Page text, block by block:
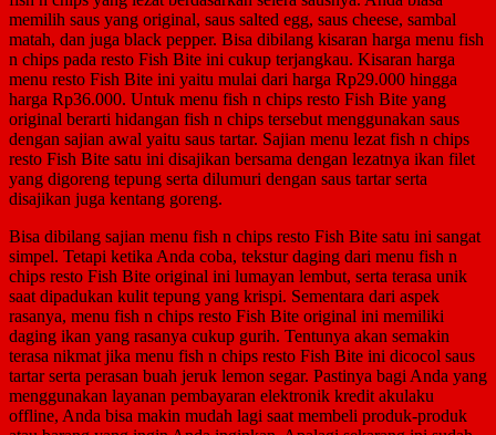
memilih saus yang original, saus salted egg, saus cheese, sambal
matah, dan juga black pepper. Bisa dibilang kisaran harga menu fish
n chips pada resto Fish Bite ini cukup terjangkau. Kisaran harga
menu resto Fish Bite ini yaitu mulai dari harga Rp29.000 hingga
harga Rp36.000. Untuk menu fish n chips resto Fish Bite yang
original berarti hidangan fish n chips tersebut menggunakan saus
dengan sajian awal yaitu saus tartar. Sajian menu lezat fish n chips
resto Fish Bite satu ini disajikan bersama dengan lezatnya ikan filet
yang digoreng tepung serta dilumuri dengan saus tartar serta
disajikan juga kentang goreng.
Bisa dibilang sajian menu fish n chips resto Fish Bite satu ini sangat
simpel. Tetapi ketika Anda coba, tekstur daging dari menu fish n
chips resto Fish Bite original ini lumayan lembut, serta terasa unik
saat dipadukan kulit tepung yang krispi. Sementara dari aspek
rasanya, menu fish n chips resto Fish Bite original ini memiliki
daging ikan yang rasanya cukup gurih. Tentunya akan semakin
terasa nikmat jika menu fish n chips resto Fish Bite ini dicocol saus
tartar serta perasan buah jeruk lemon segar. Pastinya bagi Anda yang
menggunakan layanan pembayaran elektronik kredit akulaku
offline, Anda bisa makin mudah lagi saat membeli produk-produk